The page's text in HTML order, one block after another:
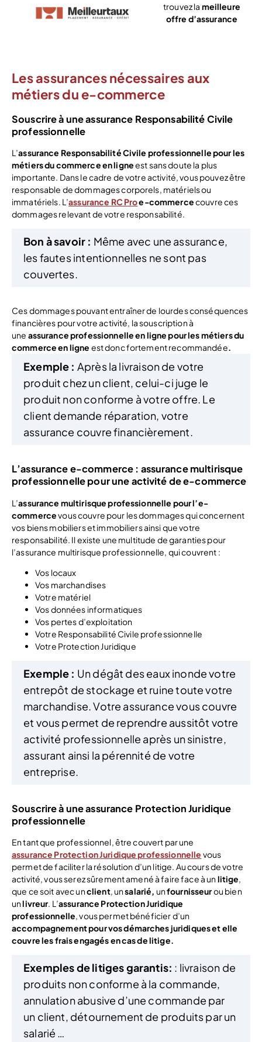
trouvez la meilleure
offre d’assurance
Les assurances nécessaires aux
métiers du e-commerce
Souscrire à une assurance Responsabilité Civile
professionnelle
L’assurance Responsabilité Civile professionnellepour les
métiers du commerce en ligneest sans doute la plus
importante. Dans le cadre de votre activité, vous pouvez être
responsable de dommages corporels, matériels ou
immatériels. L’assurance RC Proe-commercecouvre ces
dommages relevant de votre responsabilité.
Bon à savoir : Même avec une assurance,
les fautes intentionnelles ne sont pas
couvertes.
Ces dommages pouvant entraîner de lourdes conséquences
financières pour votre activité, la souscription à
une assurance professionnelle en ligne pour les métiers du
commerce en ligne est donc fortement recommandée.
Exemple : Après la livraison de votre
produit chez un client, celui-ci juge le
produit non conforme à votre offre. Le
client demande réparation, votre
assurance couvre financièrement.
L’assurance e-commerce : assurance multirisque
professionnelle pour une activité de e-commerce
L’assurance multirisque professionnelle pour l’e-
commercevous couvre pour les dommages qui concernent
vos biens mobiliers et immobiliers ainsi que votre
responsabilité. Il existe une multitude de garanties pour
l’assurance multirisque professionnelle, qui couvrent :
Vos locaux
Vos marchandises
Votre matériel
Vos données informatiques
Vos pertes d’exploitation
Votre Responsabilité Civile professionnelle
Votre Protection Juridique
Exemple : Un dégât des eaux inonde votre
entrepôt de stockage et ruine toute votre
marchandise. Votre assurance vous couvre
et vous permet de reprendre aussitôt votre
activité professionnelle après un sinistre,
assurant ainsi la pérennité de votre
entreprise.
Souscrire à une assurance Protection Juridique
professionnelle
En tant que professionnel, être couvert par une
assurance Protection Juridique professionnelle vous
permet de faciliter la résolution d’un litige. Au cours de votre
activité, vous serez sûrement amené à faire face à unlitige,
que ce soit avec unclient, unsalarié, unfournisseurou bien
unlivreur. L’assurance Protection Juridique
professionnelle, vous permet bénéficier d’un
accompagnement pour vos démarches juridiques et elle
couvre les frais engagés en cas de litige.
Exemples de litiges garantis: : livraison de
produits non conforme à la commande,
annulation abusive d’une commande par
un client, détournement de produits par un
salarié …